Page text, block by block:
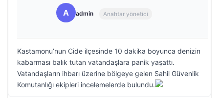
A admin Anahtar yönetici
Kastamonu’nun Cide ilçesinde 10 dakika boyunca denizin
kabarması balık tutan vatandaşlara panik yaşattı.
Vatandaşların ihbarı üzerine bölgeye gelen Sahil Güvenlik
Komutanlığı ekipleri incelemelerde bulundu.